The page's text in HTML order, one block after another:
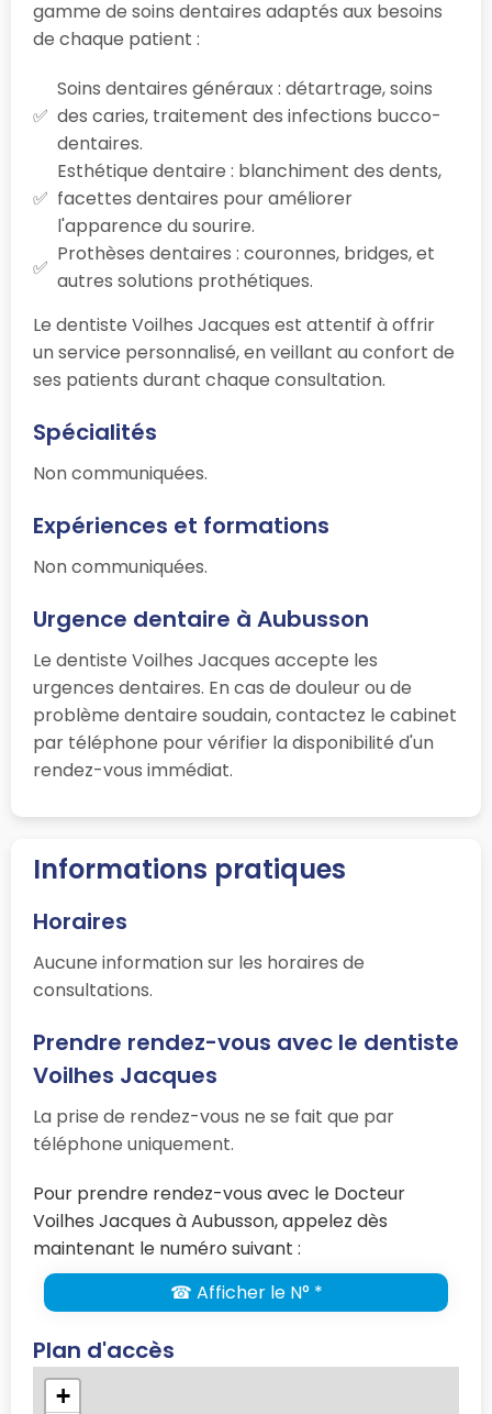
gamme de soins dentaires adaptés aux besoins
de chaque patient :
Soins dentaires généraux : détartrage, soins
des caries, traitement des infections bucco-
dentaires.
Esthétique dentaire : blanchiment des dents,
facettes dentaires pour améliorer
l'apparence du sourire.
Prothèses dentaires : couronnes, bridges, et
autres solutions prothétiques.
Le dentiste Voilhes Jacques est attentif à offrir
un service personnalisé, en veillant au confort de
ses patients durant chaque consultation.
Spécialités
Non communiquées.
Expériences et formations
Non communiquées.
Urgence dentaire à Aubusson
Le dentiste Voilhes Jacques accepte les
urgences dentaires. En cas de douleur ou de
problème dentaire soudain, contactez le cabinet
par téléphone pour vérifier la disponibilité d'un
rendez-vous immédiat.
Informations pratiques
Horaires
Aucune information sur les horaires de
consultations.
Prendre rendez-vous avec le dentiste
Voilhes Jacques
La prise de rendez-vous ne se fait que par
téléphone uniquement.
Pour prendre rendez-vous avec le Docteur
Voilhes Jacques à Aubusson, appelez dès
maintenant le numéro suivant :
☎ Afficher le N° *
Plan d'accès
+